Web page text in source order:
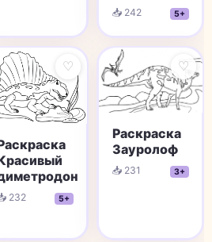
📥 242 5+
♡
232 5+
♡
Раскраска
Зауролоф
📥 231 3+